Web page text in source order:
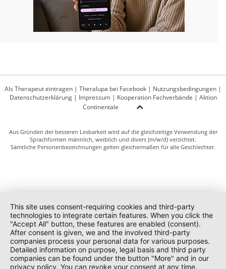
Als Therapeut eintragen | Theralupa bei Facebook | Nutzungsbedingungen |
Datenschutzerklärung| Impressum| Kooperation Fachverbände | Aktion
Continentale
Aus Gründen der besseren Lesbarkeit wird auf die gleichzeitige Verwendung der
Sprachformen männlich, weiblich und divers (m/w/d) verzichtet.
Sämtliche Personenbezeichnungen gelten gleichermaßen für alle Geschlechter.
This site uses consent-requiring cookies and third-party
technologies to integrate certain features. When you click the
"Accept All" button, these features are enabled (consent).
After consent is given, we and the involved third-party
companies process your personal data for various purposes.
Detailed information on purpose, legal basis and third party
companies can be found under the button "More" and in our
privacy policy. You can revoke your consent at any time.